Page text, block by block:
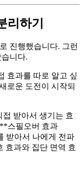
리하기
진행했습니다. 그런
니다.
효과를 따로 알고 싶
로운 도전이 시작되
받아서 생기는 효
스필오버 효과
받아서 나에게 전파
효과와 집단 면역 효